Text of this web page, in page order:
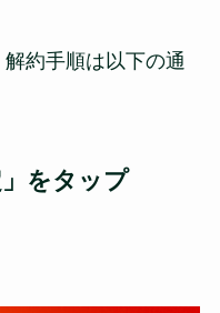
約手順は以下の通
をタップ